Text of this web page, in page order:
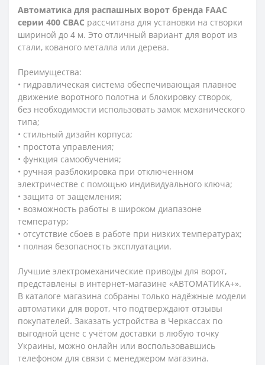
Автоматика для распашных ворот бренда FAAC
серии 400 CBAC рассчитана для установки на створки
шириной до 4 м. Это отличный вариант для ворот из
стали, кованого металла или дерева.
Преимущества:
• гидравлическая система обеспечивающая плавное
движение воротного полотна и блокировку створок,
без необходимости использовать замок механического
типа;
• стильный дизайн корпуса;
• простота управления;
• функция самообучения;
• ручная разблокировка при отключенном
электричестве с помощью индивидуального ключа;
• защита от защемления;
• возможность работы в широком диапазоне
температур;
• отсутствие сбоев в работе при низких температурах;
• полная безопасность эксплуатации.
Лучшие электромеханические приводы для ворот,
представлены в интернет-магазине «АВТОМАТИКА+».
В каталоге магазина собраны только надёжные модели
автоматики для ворот, что подтверждают отзывы
покупателей. Заказать устройства в Черкассах по
выгодной цене с учётом доставки в любую точку
Украины, можно онлайн или воспользовавшись
телефоном для связи с менеджером магазина.